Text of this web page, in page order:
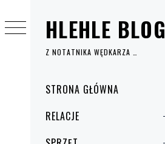
HLEHLE BLOG
Z NOTATNIKA WĘDKARZA …
główneSTRONA GŁÓWNA
RELACJE
do
treści